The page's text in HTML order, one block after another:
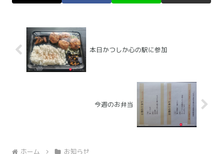
本日かつしか心の駅に参加
今週のお弁当
ホーム お知らせ